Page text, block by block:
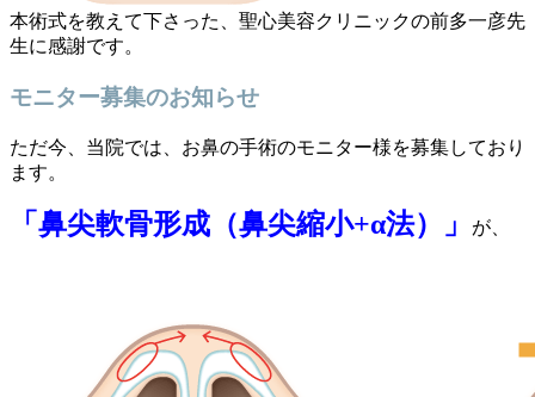
本術式を教えて下さった、聖心美容クリニックの前多一彦先
生に感謝です。
モニター募集のお知らせ
ただ今、当院では、お鼻の手術のモニター様を募集しており
ます。
「鼻尖軟骨形成（鼻尖縮小+α法）」 が、